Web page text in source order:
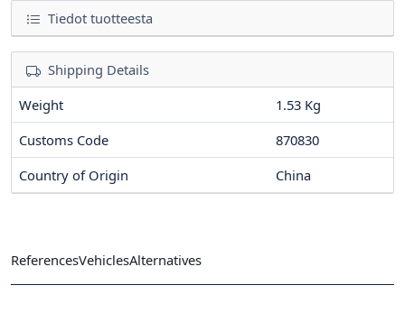
Tiedot tuotteesta
Shipping Details
Weight
1.53 Kg
Customs Code
870830
Country of Origin
China
ReferencesVehiclesAlternatives